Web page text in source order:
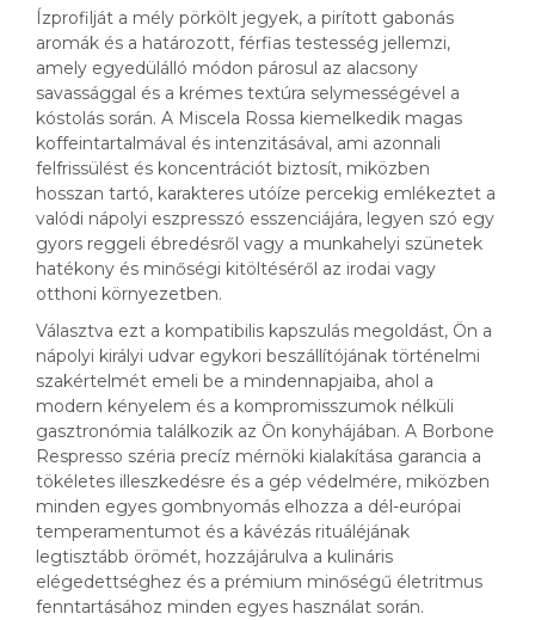
Ízprofilját a mély pörkölt jegyek, a pirított gabonás
aromák és a határozott, férfias testesség jellemzi,
amely egyedülálló módon párosul az alacsony
savassággal és a krémes textúra selymességével a
kóstolás során. A Miscela Rossa kiemelkedik magas
koffeintartalmával és intenzitásával, ami azonnali
felfrissülést és koncentrációt biztosít, miközben
hosszan tartó, karakteres utóíze percekig emlékeztet a
valódi nápolyi eszpresszó esszenciájára, legyen szó egy
gyors reggeli ébredésről vagy a munkahelyi szünetek
hatékony és minőségi kitöltéséről az irodai vagy
otthoni környezetben.
Választva ezt a kompatibilis kapszulás megoldást, Ön a
nápolyi királyi udvar egykori beszállítójának történelmi
szakértelmét emeli be a mindennapjaiba, ahol a
modern kényelem és a kompromisszumok nélküli
gasztronómia találkozik az Ön konyhájában. A Borbone
Respresso széria precíz mérnöki kialakítása garancia a
tökéletes illeszkedésre és a gép védelmére, miközben
minden egyes gombnyomás elhozza a dél-európai
temperamentumot és a kávézás rituáléjának
legtisztább örömét, hozzájárulva a kulináris
elégedettséghez és a prémium minőségű életritmus
fenntartásához minden egyes használat során.